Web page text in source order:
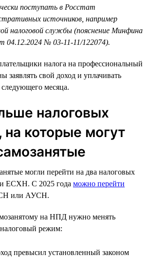
поступать в Росстат
источников, например
налоговой службы (пояснение Минфина
04.12.2024 № 03-11-11/122074).
налога на профессиональный
свой доход и уплачивать
месяца.
налоговых
которые могут
могли перейти на два налоговых
ЕСХН. С 2025 года можно перейти
или АУСН.
на НПД нужно менять
режим:
превысил установленный законом